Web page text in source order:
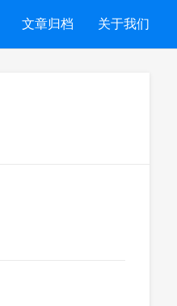
文章归档 关于我们